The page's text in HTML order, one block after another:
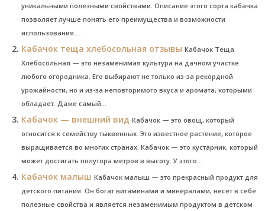
уникальными полезными свойствами. Описание этого сорта кабачка
позволяет лучше понять его преимущества и возможности
использования....
Кабачок теща хлебосольная отзывы Кабачок Теща
Хлебосольная — это незаменимая культура на дачном участке
любого огородника. Его выбирают не только из-за рекордной
урожайности, но и из-за неповторимого вкуса и аромата, которыми
обладает. Даже самый...
Кабачок — внешний вид Кабачок — это овощ, который
относится к семейству тыквенных. Это известное растение, которое
выращивается во многих странах. Кабачок — это кустарник, который
может достигать полутора метров в высоту. У этого...
Кабачок малыш Кабачок малыш — это прекрасный продукт для
детского питания. Он богат витаминами и минералами, несет в себе
полезные свойства и является незаменимым продуктом в детском